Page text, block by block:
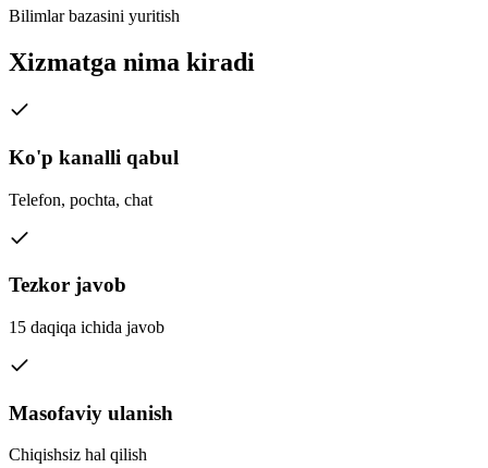
Bilimlar bazasini yuritish
Xizmatga nima kiradi
Ko'p kanalli qabul
Telefon, pochta, chat
Tezkor javob
15 daqiqa ichida javob
Masofaviy ulanish
Chiqishsiz hal qilish